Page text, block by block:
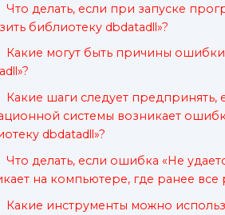
Что делать, если при запуске
библиотеку dbdatadll»?
Какие могут быть причины ошибки
Какие шаги следует предпринять,
системы возникает
dbdatadll»?
Что делать, если ошибка «Не
на компьютере, где ранее
Какие инструменты можно